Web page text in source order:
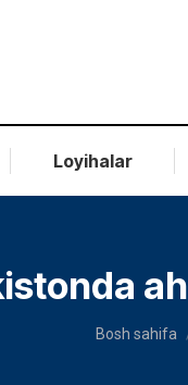
Loyihalar
You are
Bosh sahifa